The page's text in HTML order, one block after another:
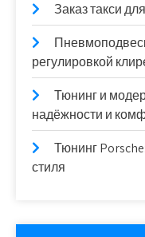
Заказ такси
регулировкой
Тюнинг и
надёжности и
Тюнинг
стиля